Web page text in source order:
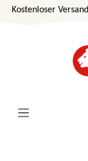
Zum Hauptinhalt
Kostenloser